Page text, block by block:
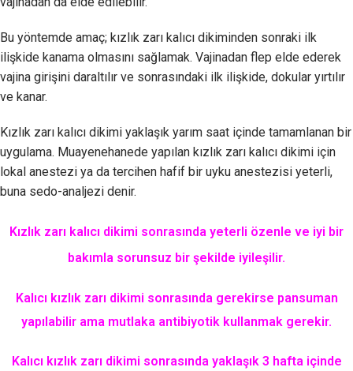
Bu yöntemde amaç; kızlık zarı kalıcı dikiminden sonraki ilk
ilişkide kanama olmasını sağlamak. Vajinadan flep elde ederek
vajina girişini daraltılır ve sonrasındaki ilk ilişkide, dokular yırtılır
ve kanar.
Kızlık zarı kalıcı dikimi yaklaşık yarım saat içinde tamamlanan bir
uygulama. Muayenehanede yapılan kızlık zarı kalıcı dikimi için
lokal anestezi ya da tercihen hafif bir uyku anestezisi yeterli,
buna sedo-analjezi denir.
Kızlık zarı kalıcı dikimi sonrasında yeterli özenle ve iyi bir
bakımla sorunsuz bir şekilde iyileşilir.
Kalıcı kızlık zarı dikimi sonrasında gerekirse pansuman
yapılabilir ama mutlaka antibiyotik kullanmak gerekir.
Kalıcı kızlık zarı dikimi sonrasında yaklaşık 3 hafta içinde